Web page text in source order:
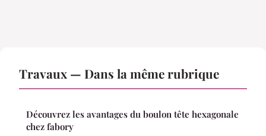
Travaux — Dans la même rubrique
Découvrez les avantages du boulon tête hexagonale
chez fabory